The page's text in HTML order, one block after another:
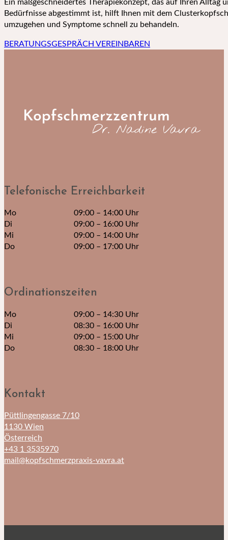
Ein maßgeschneidertes Therapiekonzept, das auf Ihren Alltag
Bedürfnisse abgestimmt ist, hilft Ihnen mit dem
umzugehen und Symptome schnell zu behandeln.
BERATUNGSGESPRÄCH VEREINBAREN
Telefonische Erreichbarkeit
Mo
09:00 – 14:00 Uhr
Di
09:00 – 16:00 Uhr
Mi
09:00 – 14:00 Uhr
Do
09:00 – 17:00 Uhr
Ordinationszeiten
Mo
09:00 – 14:30 Uhr
Di
08:30 – 16:00 Uhr
Mi
09:00 – 15:00 Uhr
Do
08:30 – 18:00 Uhr
Kontakt
Püttlingengasse 7/10
1130 Wien
Österreich
+43 1 3535970
mail@kopfschmerzpraxis-vavra.at